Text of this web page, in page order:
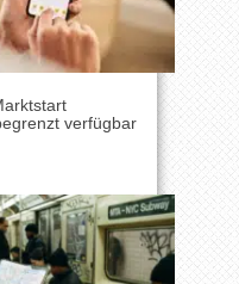
verfügbar